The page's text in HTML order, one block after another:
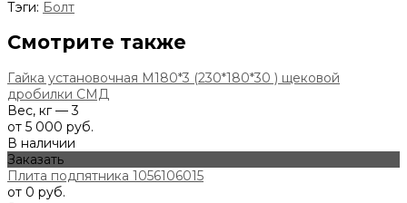
Тэги: Болт
Смотрите также
Гайка установочная М180*3 (230*180*30 ) щековой
дробилки СМД
Вес, кг — 3
от 5 000 руб.
В наличии
Заказать
Плита подпятника 1056106015
от 0 руб.